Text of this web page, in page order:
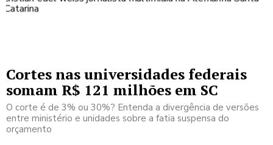
Cortes nas universidades federais
somam R$ 121 milhões em SC
O corte é de 3% ou 30%? Entenda a divergência de versões
entre ministério e unidades sobre a fatia suspensa do
orçamento